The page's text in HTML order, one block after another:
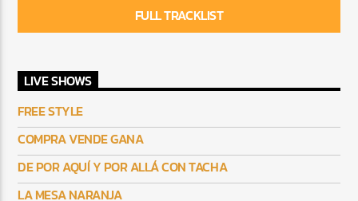
FULL TRACKLIST
LIVE SHOWS
FREE STYLE
COMPRA VENDE GANA
DE POR AQUÍ Y POR ALLÁ CON TACHA
LA MESA NARANJA